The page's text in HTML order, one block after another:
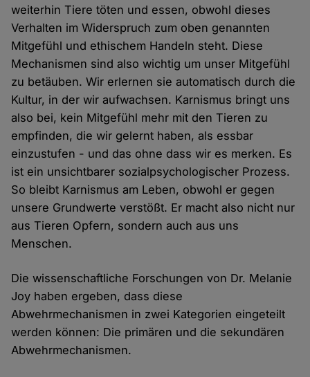
weiterhin Tiere töten und essen, obwohl dieses
Verhalten im Widerspruch zum oben genannten
Mitgefühl und ethischem Handeln steht. Diese
Mechanismen sind also wichtig um unser Mitgefühl
zu betäuben. Wir erlernen sie automatisch durch die
Kultur, in der wir aufwachsen. Karnismus bringt uns
also bei, kein Mitgefühl mehr mit den Tieren zu
empfinden, die wir gelernt haben, als essbar
einzustufen - und das ohne dass wir es merken. Es
ist ein unsichtbarer sozialpsychologischer Prozess.
So bleibt Karnismus am Leben, obwohl er gegen
unsere Grundwerte verstößt. Er macht also nicht nur
aus Tieren Opfern, sondern auch aus uns
Menschen.
Die wissenschaftliche Forschungen von Dr. Melanie
Joy haben ergeben, dass diese
Abwehrmechanismen in zwei Kategorien eingeteilt
werden können: Die primären und die sekundären
Abwehrmechanismen.